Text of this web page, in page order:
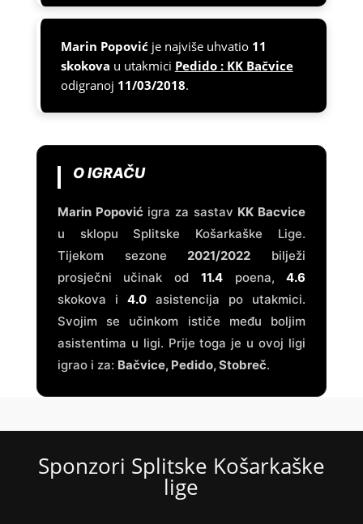
Marin Popovićje najviše uhvatio 11
skokova u utakmici Pedido : KK Bačvice
odigranoj 11/03/2018.
O IGRAČU
Marin Popovićigra za sastav KK Bacvice
u sklopu Splitske Košarkaške Lige.
Tijekom sezone2021/2022 bilježi
prosječni učinak od 11.4poena,4.6
skokova i 4.0asistencija po utakmici.
Svojim se učinkom ističe među boljim
asistentima u ligi. Prije toga je u ovoj ligi
igrao i za: Bačvice, Pedido, Stobreč.
Sponzori Splitske Košarkaške
lige